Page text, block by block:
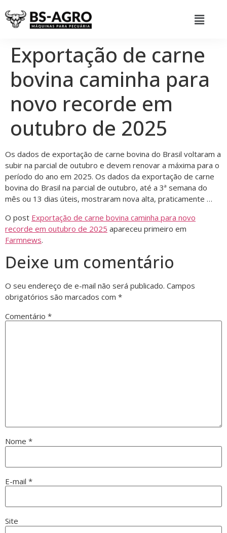
Exportação de carne
bovina caminha para
novo recorde em
outubro de 2025
Os dados de exportação de carne bovina do Brasil voltaram a
subir na parcial de outubro e devem renovar a máxima para o
período do ano em 2025. Os dados da exportação de carne
bovina do Brasil na parcial de outubro, até a 3ª semana do
mês ou 13 dias úteis, mostraram nova alta, praticamente …
O post Exportação de carne bovina caminha para novo
recorde em outubro de 2025 apareceu primeiro em
Farmnews.
Deixe um comentário
O seu endereço de e-mail não será publicado. Campos
obrigatórios são marcados com *
Comentário *
Nome *
E-mail *
Site